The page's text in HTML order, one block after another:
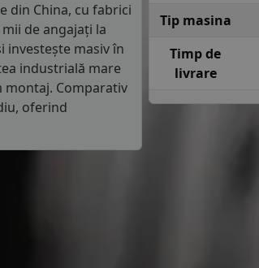
din China, cu fabrici
de angajați la
investește masiv în
industrială mare
Comparativ
oferind
Tip masina
Timp de
livrare